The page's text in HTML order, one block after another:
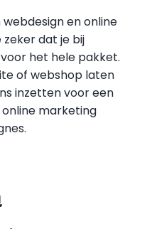
en online
dat je bij
het hele pakket.
of webshop laten
inzetten voor een
marketing